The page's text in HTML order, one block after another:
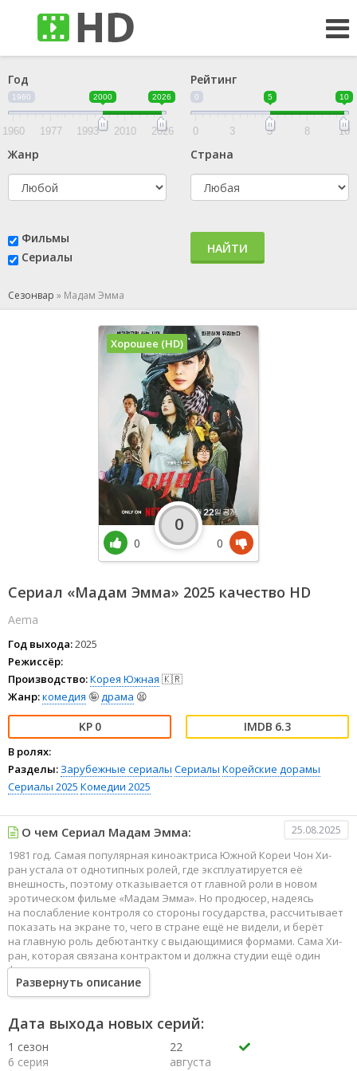
Год
1960 2000 2026
1960 1977 1993 2010 2026
Рейтинг
0 5 10
0 3 5 8 10
Жанр Страна
Фильмы
Сериалы
НАЙТИ
Сезонвар » Мадам Эмма
Сериал «Мадам Эмма» 2025 качество HD
Aema
Год выхода:2025
Режиссёр:
Производство:Корея Южная 🇰🇷
Жанр:комедия 🤪драма 😫
0 6.3
В ролях:
Разделы: Зарубежные сериалы Сериалы Корейские дорамы
Сериалы 2025 Комедии 2025
Хорошее (HD)
0
0
0
О чем Сериал Мадам Эмма: 25.08.2025
1981 год. Самая популярная киноактриса Южной Кореи Чон Хи-
ран устала от однотипных ролей, где эксплуатируется её
внешность, поэтому отказывается от главной роли в новом
эротическом фильме «Мадам Эмма». Но продюсер, надеясь
на послабление контроля со стороны государства, рассчитывает
показать на экране то, чего в стране ещё не видели, и берёт
на главную роль дебютантку с выдающимися формами. Сама Хи-
ран, которая связана контрактом и должна студии ещё один
фильм, вынуждена играть в картине персонажа второго плана.
Развернуть описание
Дата выхода новых серий:
1 сезон
6 серия
22
августа